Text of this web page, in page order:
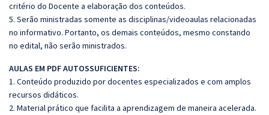
critério do Docente a elaboração dos conteúdos.
5. Serão ministradas somente as disciplinas/videoaulas relacionadas
no informativo. Portanto, os demais conteúdos, mesmo constando
no edital, não serão ministrados.
AULAS EM PDF AUTOSSUFICIENTES:
1. Conteúdo produzido por docentes especializados e com amplos
recursos didáticos.
2. Material prático que facilita a aprendizagem de maneira acelerada.